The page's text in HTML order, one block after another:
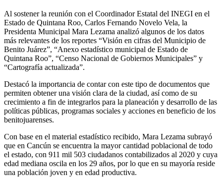
Al sostener la reunión con el Coordinador Estatal del INEGI en el
Estado de Quintana Roo, Carlos Fernando Novelo Vela, la
Presidenta Municipal Mara Lezama analizó algunos de los datos
más relevantes de los reportes “Visión en cifras del Municipio de
Benito Juárez”, “Anexo estadístico municipal de Estado de
Quintana Roo”, “Censo Nacional de Gobiernos Municipales” y
“Cartografía actualizada”.
Destacó la importancia de contar con este tipo de documentos que
permiten obtener una visión clara de la ciudad, así como de su
crecimiento a fin de integrarlos para la planeación y desarrollo de las
políticas públicas, programas sociales y acciones en beneficio de los
benitojuarenses.
Con base en el material estadístico recibido, Mara Lezama subrayó
que en Cancún se encuentra la mayor cantidad poblacional de todo
el estado, con 911 mil 503 ciudadanos contabilizados al 2020 y cuya
edad mediana oscila en los 29 años, por lo que en su mayoría reside
una población joven y en edad productiva.